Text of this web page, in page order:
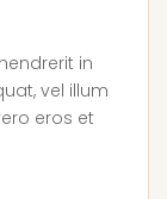
in
vel illum
eros et